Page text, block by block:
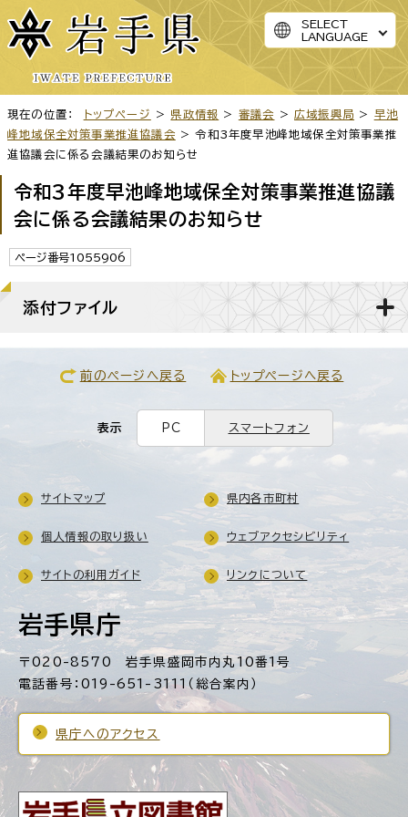
SELECT
LANGUAGE
現在の位置： トップページ > 県政情報 > 審議会 >広域振興局 > 早池
峰地域保全対策事業推進協議会 > 令和3年度早池峰地域保全対策事業推
進協議会に係る会議結果のお知らせ
令和3年度早池峰地域保全対策事業推進協議
会に係る会議結果のお知らせ
ページ番号1055906
添付ファイル
前のページへ戻る トップページへ戻る
表示 PC スマートフォン
岩手県庁
〒020-8570 岩手県盛岡市内丸10番1号
電話番号：019-651-3111（総合案内）
県庁へのアクセス
サイトマップ 県内各市町村
個人情報の取り扱い ウェブアクセシビリティ
サイトの利用ガイド リンクについて